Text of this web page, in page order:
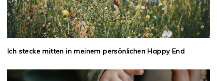
Ich stecke mitten in meinem persönlichen Happy End